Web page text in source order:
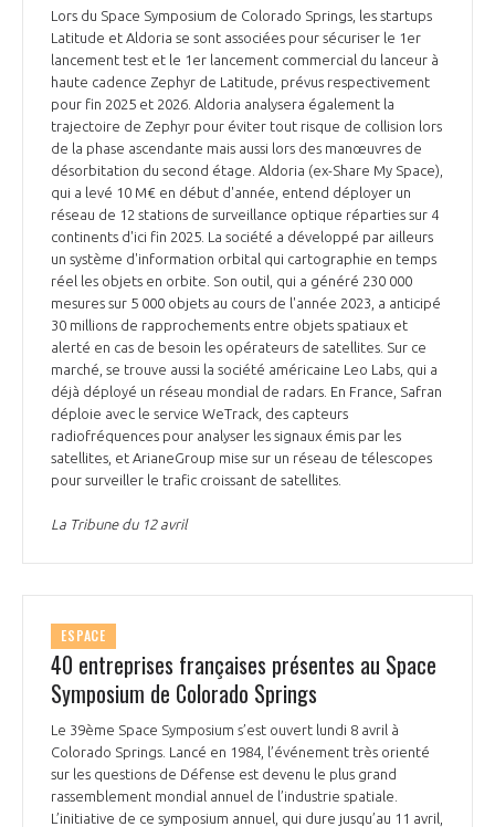
NOS MISSIONS
NOTRE HISTOIRE
LE CONSEIL DU GIFAS
L’ÉQUIPE DU GIFAS
NOS RÉSEAUX À L'INTERNATIONAL
FONCTIONNEMENT
GEADS
COMITÉ AERO PME
STARTAIR
COMMISSIONS ET COMITÉS
ACCOMPAGNEMENT DE NOS ADHÉRENTS
LES PROGRAMMES DU GIFAS
UN ÉCOSYSTÈME INTÉGRÉ ET COHÉRENT
POURQUOI DEVENIR MEMBRE ?
LA MÉDIATION
LA MÉDIATION DANS LA FILIÈRE AÉRONAUTIQUE ET SPATIALE
LE MÉDIATEUR DE LA FILIÈRE AÉRONAUTIQUE ET SPATIALE
MÉDIATION ET CHARTE D’ENGAGEMENT SUR LES RELATIONS ENTRE
CLIENTS ET FOURNISSEURS
LA MÉDIATION AU-DELÀ DE LA FILIÈRE AÉRONAUTIQUE ET SPATIALE
PRENDRE CONTACT AVEC LE MÉDIATEUR DE LA FILIÈRE
LE SALON DU BOURGET
L'OBSERVATOIRE
CHIFFRES CLÉS
LES ENJEUX
ENVIRONNEMENT
INNOVATION
INTERNATIONALISATION
LES PUBLICATIONS
DOCUMENTS & BROCHURES
RAPPORTS D'ACTIVITÉS
Lors du Space Symposium de Colorado Springs, les startups
Latitude et Aldoria se sont associées pour sécuriser le 1er
lancement test et le 1er lancement commercial du lanceur à
haute cadence Zephyr de Latitude, prévus respectivement
pour fin 2025 et 2026. Aldoria analysera également la
trajectoire de Zephyr pour éviter tout risque de collision lors
de la phase ascendante mais aussi lors des manœuvres de
désorbitation du second étage. Aldoria (ex-Share My Space),
qui a levé 10 M€ en début d'année, entend déployer un
réseau de 12 stations de surveillance optique réparties sur 4
continents d'ici fin 2025. La société a développé par ailleurs
un système d'information orbital qui cartographie en temps
réel les objets en orbite. Son outil, qui a généré 230 000
mesures sur 5 000 objets au cours de l'année 2023, a anticipé
30 millions de rapprochements entre objets spatiaux et
alerté en cas de besoin les opérateurs de satellites. Sur ce
marché, se trouve aussi la société américaine Leo Labs, qui a
déjà déployé un réseau mondial de radars. En France, Safran
déploie avec le service WeTrack, des capteurs
radiofréquences pour analyser les signaux émis par les
satellites, et ArianeGroup mise sur un réseau de télescopes
pour surveiller le trafic croissant de satellites.
La Tribune du 12 avril
ESPACE
40 entreprises françaises présentes au Space
Symposium de Colorado Springs
Le 39ème Space Symposium s’est ouvert lundi 8 avril à
Colorado Springs. Lancé en 1984, l’événement très orienté
sur les questions de Défense est devenu le plus grand
rassemblement mondial annuel de l’industrie spatiale.
L’initiative de ce symposium annuel, qui dure jusqu’au 11 avril,
Découvrez les avantages d'adhérer au GIFAS.
Rencontres, salons, données sectorielles,
programmes ...
DEMANDE D’ADHÉSION